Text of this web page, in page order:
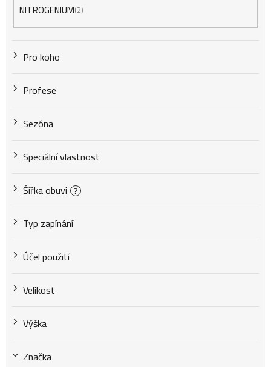
NITROGENIUM 2
Pro koho
Profese
Sezóna
Speciální vlastnost
Šířka obuvi ?
Typ zapínání
Účel použití
Velikost
Výška
Značka